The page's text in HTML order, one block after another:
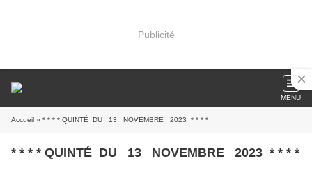
Publicité
MENU
Accueil » * * * * QUINTÉ DU 13 NOVEMBRE 2023 * * * *
* * * * QUINTÉ DU 13 NOVEMBRE 2023 * * * *